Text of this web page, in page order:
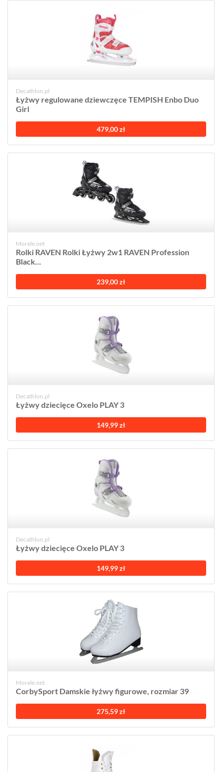
Decathlon.pl
Łyżwy regulowane dziewczęce TEMPISH Enbo Duo
Girl
479,00 zł
Morele.net
Rolki RAVEN Rolki Łyżwy 2w1 RAVEN Profession
Black...
239,00 zł
Decathlon.pl
Łyżwy dziecięce Oxelo PLAY 3
149,99 zł
Decathlon.pl
Łyżwy dziecięce Oxelo PLAY 3
149,99 zł
Morele.net
CorbySport Damskie łyżwy figurowe, rozmiar 39
275,59 zł